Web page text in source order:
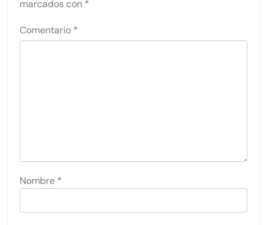
marcados con *
Comentario *
Nombre *